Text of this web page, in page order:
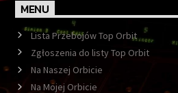
MENU
Lista Przebojów Top Orbit
Zgłoszenia do listy Top Orbit
Na Naszej Orbicie
Na Mojej Orbicie